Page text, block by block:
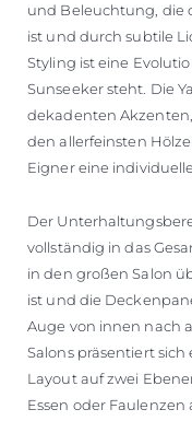
und Beleuchtung, die
ist und durch subtile
Styling ist eine
Sunseeker steht. Die
dekadenten
den allerfeinsten
Eigner eine
Der
vollständig in das
in den großen Salon
ist und die
Auge von innen nach
Salons präsentiert
Layout auf zwei
Essen oder